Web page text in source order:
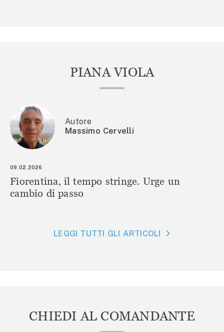
PIANA VIOLA
Autore
Massimo Cervelli
09.02.2026
Fiorentina, il tempo stringe. Urge un
cambio di passo
LEGGI TUTTI GLI ARTICOLI
CHIEDI AL COMANDANTE